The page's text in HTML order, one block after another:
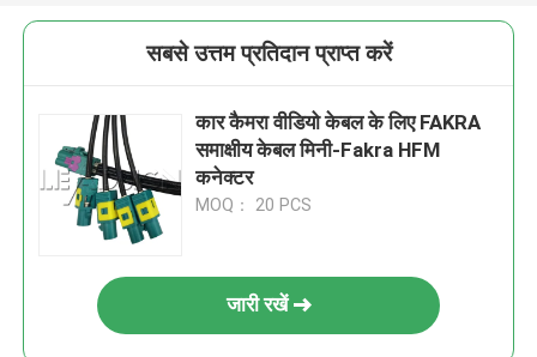
सबसे उत्तम प्रतिदान प्राप्त करें
कार कैमरा वीडियो केबल के लिए FAKRA
समाक्षीय केबल मिनी-Fakra HFM
कनेक्टर
MOQ： 20 PCS
जारी रखें